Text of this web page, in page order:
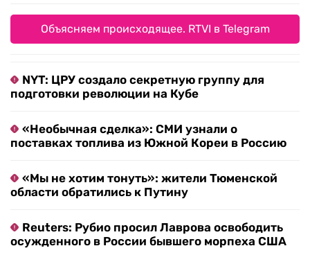
Объясняем происходящее. RTVI в Telegram
NYT: ЦРУ создало секретную группу для
подготовки революции на Кубе
«Необычная сделка»: СМИ узнали о
поставках топлива из Южной Кореи в Россию
«Мы не хотим тонуть»: жители Тюменской
области обратились к Путину
Reuters: Рубио просил Лаврова освободить
осужденного в России бывшего морпеха США